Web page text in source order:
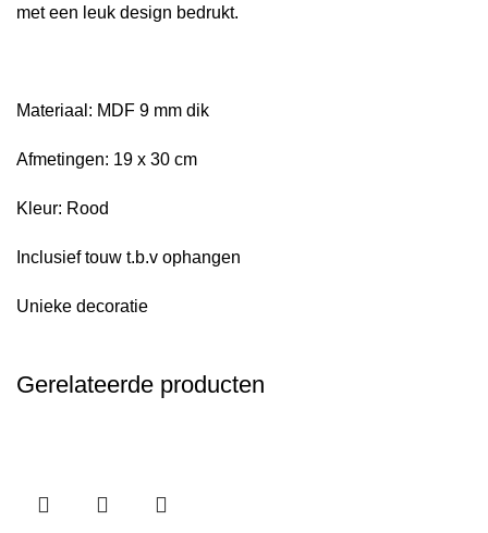
met een leuk design bedrukt.
Materiaal: MDF 9 mm dik
Afmetingen: 19 x 30 cm
Kleur: Rood
Inclusief touw t.b.v ophangen
Unieke decoratie
Gerelateerde producten